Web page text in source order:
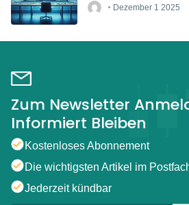
Dezember 1 2025
Zum Newsletter
Informiert Bleiben
Kostenloses Abonnement
Die wichtigsten Artikel im
Jederzeit kündbar